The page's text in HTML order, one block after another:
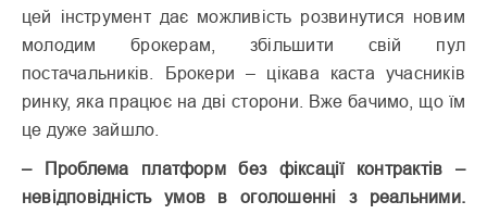
цей інструмент дає можливість розвинутися новим
молодим брокерам, збільшити свій пул
постачальників. Брокери – цікава каста учасників
ринку, яка працює на дві сторони. Вже бачимо, що їм
це дуже зайшло.
– Проблема платформ без фіксації контрактів –
невідповідність умов в оголошенні з реальними.